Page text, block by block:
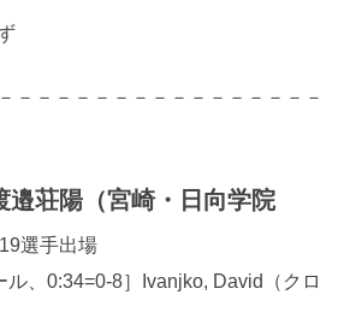
－－－－－－－－－－－－－－－－
荘陽（宮崎・日向学院
選手出場
、0:34=0-8］Ivanjko, David（クロ